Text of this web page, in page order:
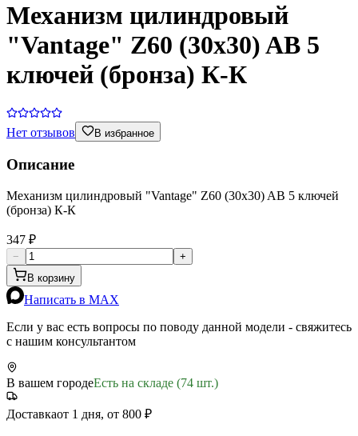
Механизм цилиндровый
"Vantage" Z60 (30х30) AB 5
ключей (бронза) К-К
Нет отзывов В избранное
Описание
Механизм цилиндровый "Vantage" Z60 (30х30) AB 5 ключей
(бронза) К-К
347 ₽
−
+
В корзину
Написать в MAX
Если у вас есть вопросы по поводу данной модели - свяжитесь
с нашим консультантом
В вашем городеЕсть на складе (74 шт.)
Доставкаот 1 дня, от 800 ₽